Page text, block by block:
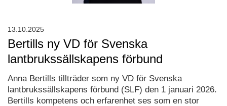
Bertills ny VD för Svenska
lantbrukssällskapens förbund
Anna Bertills tillträder som ny VD för Svenska
lantbrukssällskapens förbund (SLF) den 1 januari 2026.
Bertills kompetens och erfarenhet ses som en stor
13.10.2025